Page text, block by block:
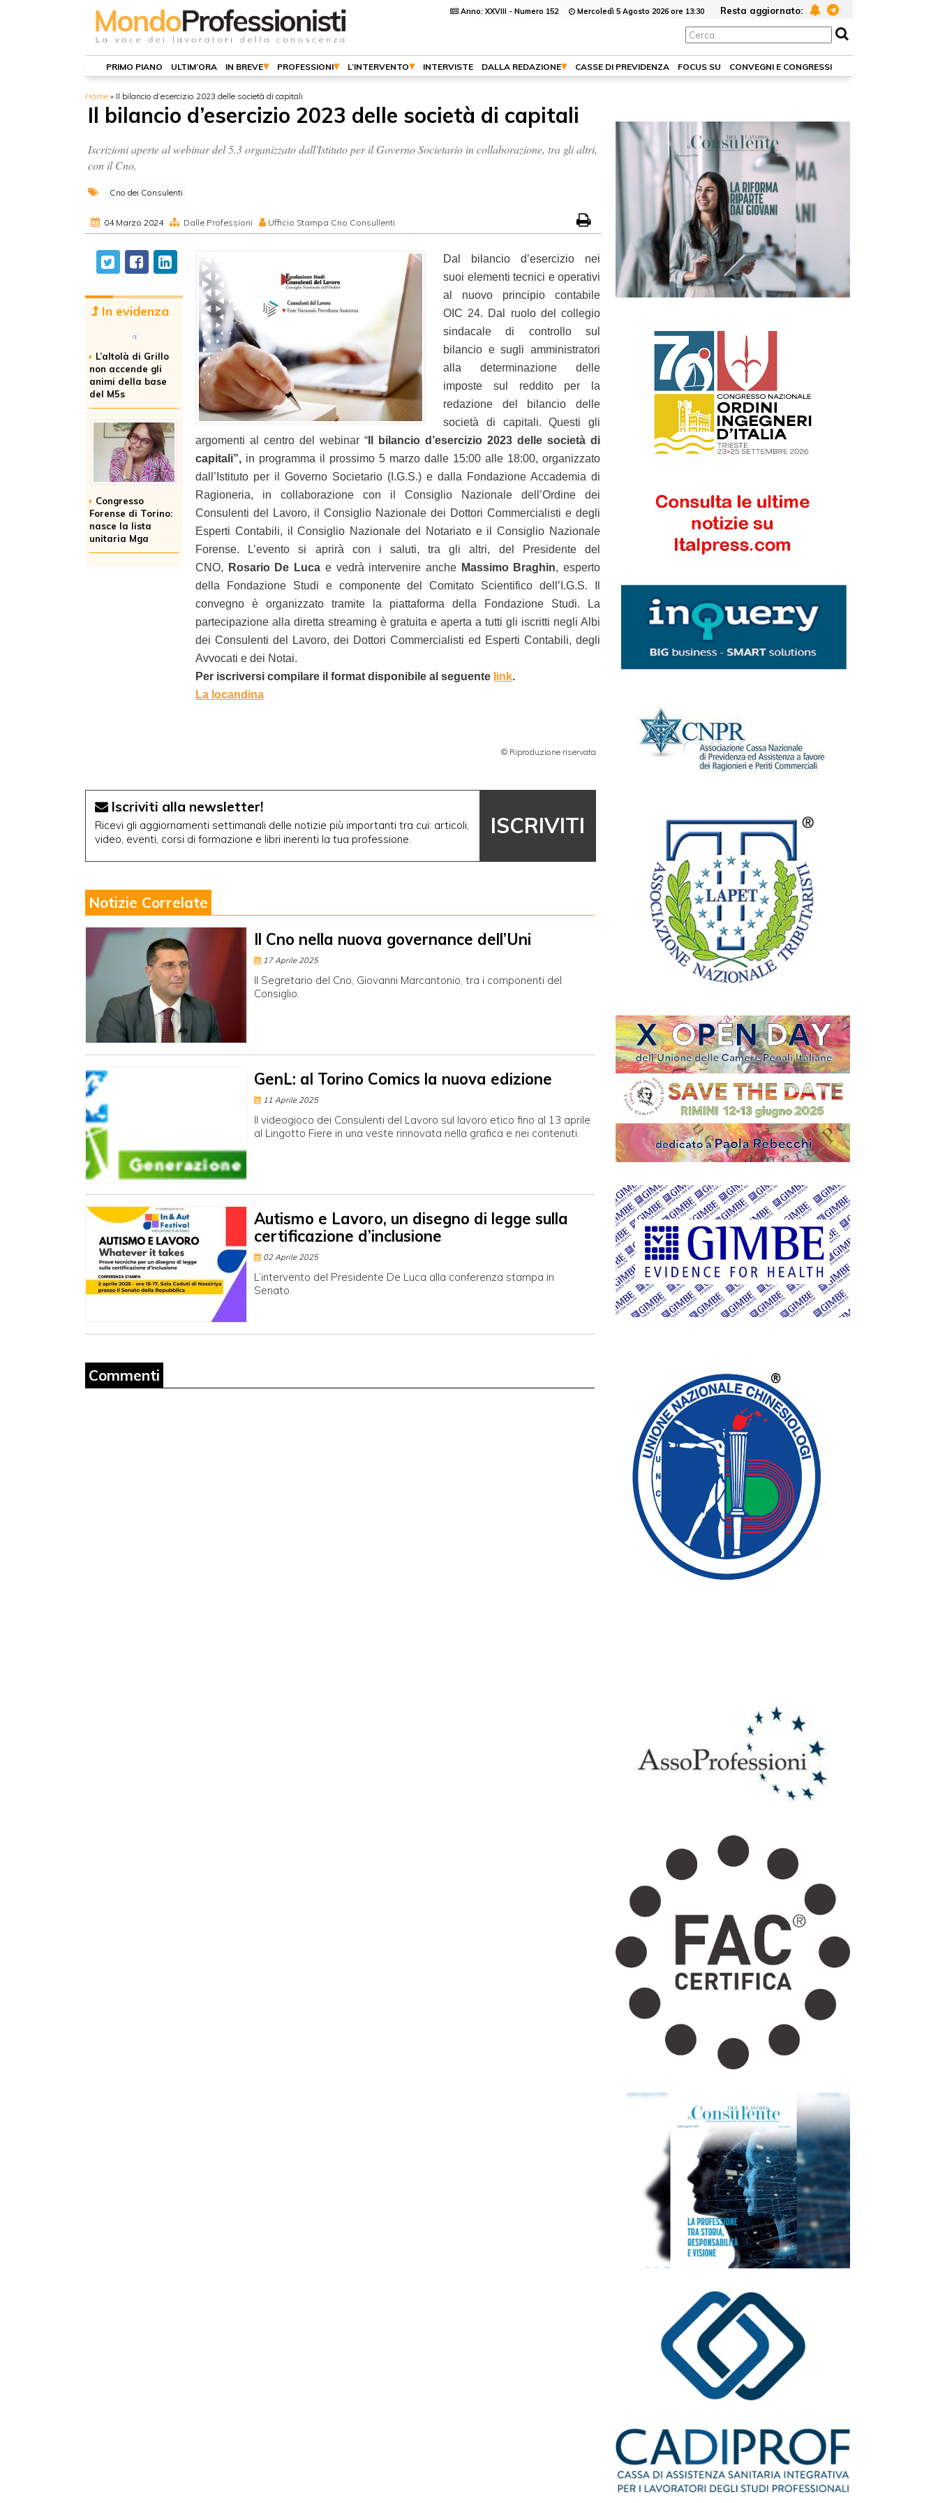
Anno: XXVIII - Numero 152 Mercoledì 5 Agosto 2026 ore 13:30 Resta aggiornato:
PRIMO PIANO ULTIM’ORA IN BREVE PROFESSIONI L’INTERVENTO INTERVISTE DALLA REDAZIONE CASSE DI PREVIDENZA FOCUS SU CONVEGNI E CONGRESSI
Home » Il bilancio d’esercizio 2023 delle società di capitali
Il bilancio d’esercizio 2023 delle società di capitali
Iscrizioni aperte al webinar del 5.3 organizzato dall'Istituto per il Governo Societario in collaborazione, tra gli altri,
con il Cno.
Cno dei Consulenti
04 Marzo 2024 Dalle Professioni Ufficio Stampa Cno Consullenti
In evidenza
L’altolà di Grillo
non accende gli
animi della base
del M5s
Congresso
Forense di Torino:
nasce la lista
unitaria Mga
Dal bilancio d’esercizio nei
suoi elementi tecnici e operativi
al nuovo principio contabile
OIC 24. Dal ruolo del collegio
sindacale di controllo sul
bilancio e sugli amministratori
alla determinazione delle
imposte sul reddito per la
redazione del bilancio delle
società di capitali. Questi gli
argomenti al centro del webinar “ Il bilancio d’esercizio 2023 delle società di
capitali”, in programma il prossimo 5 marzo dalle 15:00 alle 18:00, organizzato
dall’Istituto per il Governo Societario (I.G.S.) e dalla Fondazione Accademia di
Ragioneria, in collaborazione con il Consiglio Nazionale dell’Ordine dei
Consulenti del Lavoro, il Consiglio Nazionale dei Dottori Commercialisti e degli
Esperti Contabili, il Consiglio Nazionale del Notariato e il Consiglio Nazionale
Forense. L’evento si aprirà con i saluti, tra gli altri, del Presidente del
CNO,
Rosario De Luca e vedrà intervenire anche Massimo Braghin, esperto
della Fondazione Studi e componente del Comitato Scientifico dell’I.G.S. Il
convegno è organizzato tramite la piattaforma della Fondazione Studi. La
partecipazione alla diretta streaming è gratuita e aperta a tutti gli iscritti negli Albi
dei Consulenti del Lavoro, dei Dottori Commercialisti ed Esperti Contabili, degli
Avvocati e dei Notai.
Per iscriversi compilare il format disponibile al seguente link.
La locandina
© Riproduzione riservata
Iscriviti alla newsletter!
Ricevi gli aggiornamenti settimanali delle notizie più importanti tra cui: articoli,
video, eventi, corsi di formazione e libri inerenti la tua professione.
ISCRIVITI
Notizie Correlate
Il Cno nella nuova governance dell’Uni
17 Aprile 2025
Il Segretario del Cno, Giovanni Marcantonio, tra i componenti del
Consiglio.
GenL: al Torino Comics la nuova edizione
11 Aprile 2025
Il videogioco dei Consulenti del Lavoro sul lavoro etico fino al 13 aprile
al Lingotto Fiere in una veste rinnovata nella grafica e nei contenuti.
Autismo e Lavoro, un disegno di legge sulla
certificazione d’inclusione
02 Aprile 2025
L’intervento del Presidente De Luca alla conferenza stampa in
Senato.
Commenti